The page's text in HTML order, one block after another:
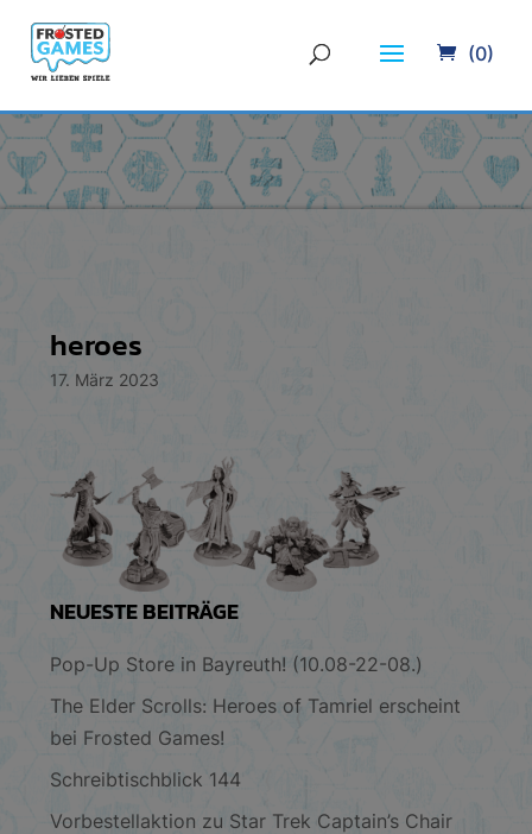
(0)
heroes
17. März 2023
NEUESTE BEITRÄGE
Pop-Up Store in Bayreuth! (10.08-22-08.)
The Elder Scrolls: Heroes of Tamriel erscheint
bei Frosted Games!
Schreibtischblick 144
Vorbestellaktion zu Star Trek Captain’s Chair